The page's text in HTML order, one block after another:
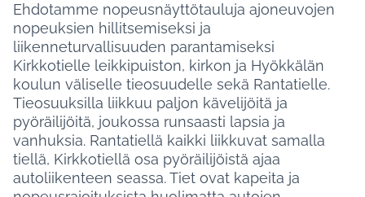
Ehdotamme nopeusnäyttötauluja ajoneuvojen
nopeuksien hillitsemiseksi ja
liikenneturvallisuuden parantamiseksi
Kirkkotielle leikkipuiston, kirkon ja Hyökkälän
koulun väliselle tieosuudelle sekä Rantatielle.
Tieosuuksilla liikkuu paljon kävelijöitä ja
pyöräilijöitä, joukossa runsaasti lapsia ja
vanhuksia. Rantatiellä kaikki liikkuvat samalla
tiellä, Kirkkotiellä osa pyöräilijöistä ajaa
autoliikenteen seassa. Tiet ovat kapeita ja